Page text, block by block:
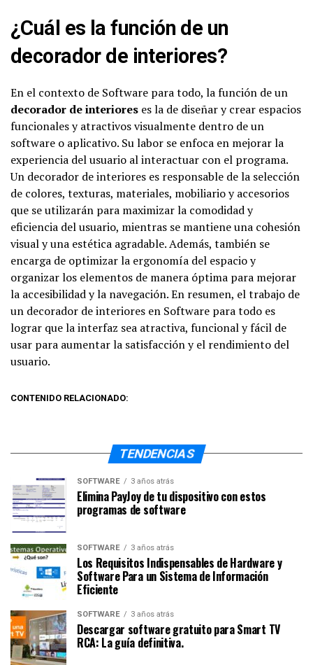
¿Cuál es la función de un
decorador de interiores?
En el contexto de Software para todo, la función de un
decorador de interiores es la de diseñar y crear espacios
funcionales y atractivos visualmente dentro de un
software o aplicativo. Su labor se enfoca en mejorar la
experiencia del usuario al interactuar con el programa.
Un decorador de interiores es responsable de la selección
de colores, texturas, materiales, mobiliario y accesorios
que se utilizarán para maximizar la comodidad y
eficiencia del usuario, mientras se mantiene una cohesión
visual y una estética agradable. Además, también se
encarga de optimizar la ergonomía del espacio y
organizar los elementos de manera óptima para mejorar
la accesibilidad y la navegación. En resumen, el trabajo de
un decorador de interiores en Software para todo es
lograr que la interfaz sea atractiva, funcional y fácil de
usar para aumentar la satisfacción y el rendimiento del
usuario.
CONTENIDO RELACIONADO:
TENDENCIAS
SOFTWARE 3 años atrás
Elimina PayJoy de tu dispositivo con estos
programas de software
SOFTWARE 3 años atrás
Los Requisitos Indispensables de Hardware y
Software Para un Sistema de Información
Eficiente
SOFTWARE 3 años atrás
Descargar software gratuito para Smart TV
RCA: La guía definitiva.